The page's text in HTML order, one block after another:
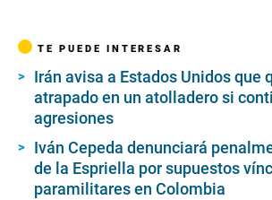
TE PUEDE INTERESAR
Irán avisa a Estados Unidos que
atrapado en un atolladero si
agresiones
Iván Cepeda denunciará
de la Espriella por supuestos
paramilitares en Colombia